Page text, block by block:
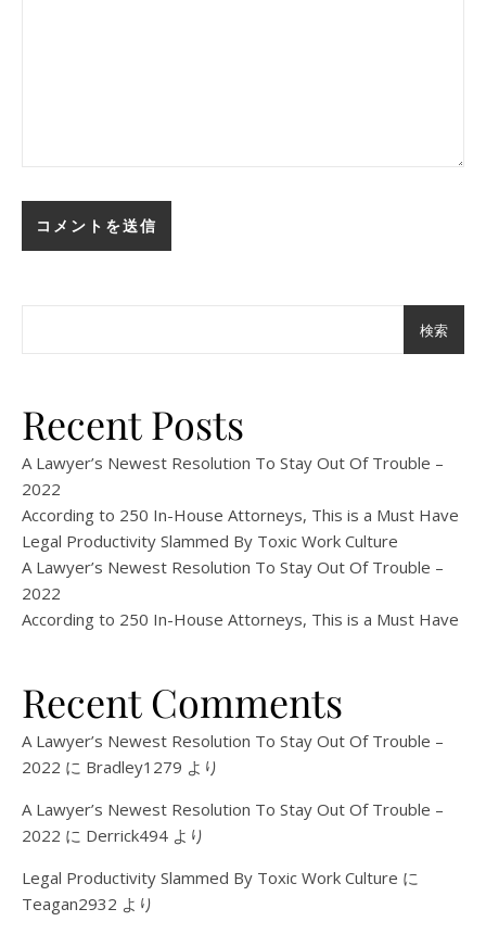
検索
Recent Posts
A Lawyer’s Newest Resolution To Stay Out Of Trouble –
2022
According to 250 In-House Attorneys, This is a Must Have
Legal Productivity Slammed By Toxic Work Culture
A Lawyer’s Newest Resolution To Stay Out Of Trouble –
2022
According to 250 In-House Attorneys, This is a Must Have
Recent Comments
A Lawyer’s Newest Resolution To Stay Out Of Trouble –
2022 に Bradley1279 より
A Lawyer’s Newest Resolution To Stay Out Of Trouble –
2022 に Derrick494 より
Legal Productivity Slammed By Toxic Work Culture に
Teagan2932 より